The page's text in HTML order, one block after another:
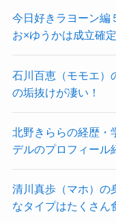
今日好きラヨーン編
お×ゆうかは成立確
石川百恵（モモエ）
の垢抜けが凄い！
北野きららの経歴・
デルのプロフィール
清川真歩（マホ）の
なタイプはたくさん